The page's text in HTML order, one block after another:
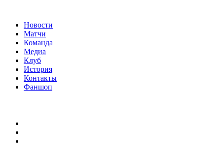
Новости
Матчи
Команда
Медиа
Клуб
История
Контакты
Фаншоп